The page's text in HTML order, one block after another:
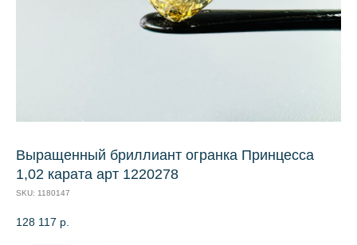
Выращенный бриллиант огранка Принцесса
1,02 карата арт 1220278
SKU: 1180147
128 117 р.